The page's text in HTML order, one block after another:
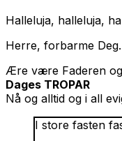
Halleluja, halleluja,
Herre, forbarme Deg.
Ære være Faderen
Dages TROPAR
Nå og alltid og i all
I store fasten